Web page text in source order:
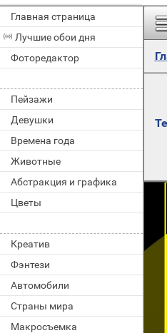
Главная страница
Лучшие обои дня
Фоторедактор
Пейзажи
Девушки
Времена года
Животные
Абстракция и графика
Цветы
Креатив
Фэнтези
Автомобили
Страны мира
Макросъемка